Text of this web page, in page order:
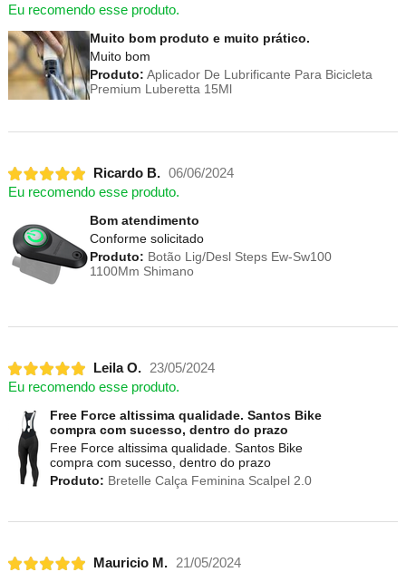
Eu recomendo esse produto.
Muito bom produto e muito prático.
Muito bom
Produto: Aplicador De Lubrificante Para Bicicleta
Premium Luberetta 15Ml
Ricardo B. 06/06/2024
Eu recomendo esse produto.
Bom atendimento
Conforme solicitado
Produto: Botão Lig/Desl Steps Ew-Sw100
1100Mm Shimano
Leila O. 23/05/2024
Eu recomendo esse produto.
Free Force altissima qualidade. Santos Bike
compra com sucesso, dentro do prazo
Free Force altissima qualidade. Santos Bike
compra com sucesso, dentro do prazo
Produto: Bretelle Calça Feminina Scalpel 2.0
Mauricio M. 21/05/2024